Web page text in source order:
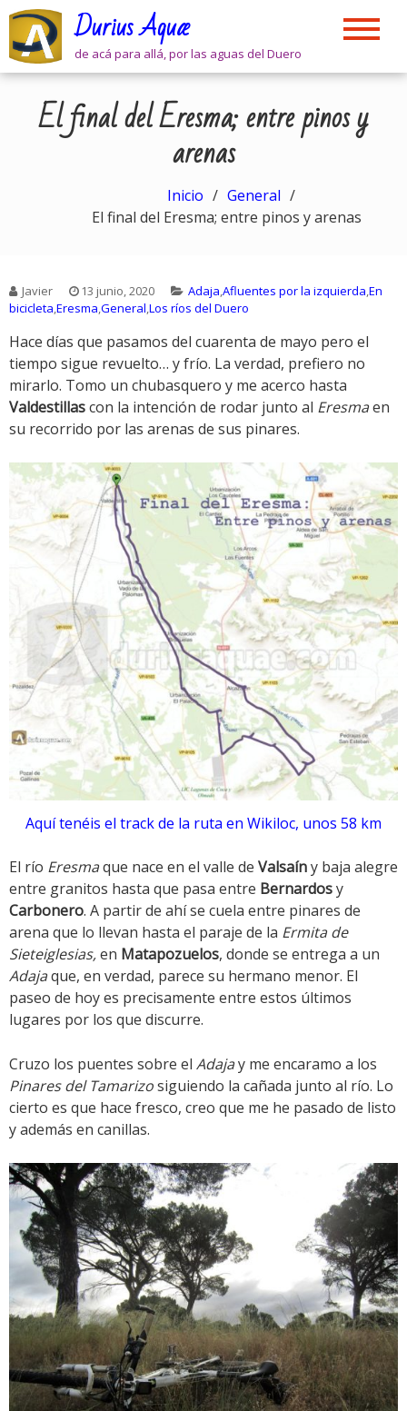
Skip
content
Durius Aquæ
de acá para allá, por las aguas del Duero
El final del Eresma; entre pinos y
arenas
Inicio
General
El final del Eresma; entre pinos y arenas
Javier 13 junio, 2020 Adaja,Afluentes por la izquierda,En
bicicleta,Eresma,General,Los ríos del Duero
Hace días que pasamos del cuarenta de mayo pero el
tiempo sigue revuelto… y frío. La verdad, prefiero no
mirarlo. Tomo un chubasquero y me acerco hasta
Valdestillascon la intención de rodar junto al Eresmaen
su recorrido por las arenas de sus pinares.
Aquí tenéis el track de la ruta en Wikiloc, unos 58 km
El río Eresmaque nace en el valle de Valsaíny baja alegre
entre granitos hasta que pasa entre Bernardosy
Carbonero. A partir de ahí se cuela entre pinares de
arena que lo llevan hasta el paraje de la Ermita de
Sieteiglesias,en Matapozuelos, donde se entrega a un
Adajaque, en verdad, parece su hermano menor. El
paseo de hoy es precisamente entre estos últimos
lugares por los que discurre.
Cruzo los puentes sobre el Adajay me encaramo a los
Pinares del Tamarizosiguiendo la cañada junto al río. Lo
cierto es que hace fresco, creo que me he pasado de listo
y además en canillas.